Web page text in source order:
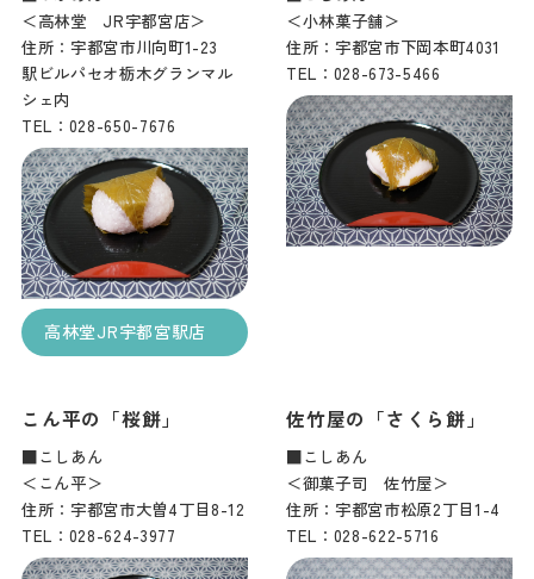
＜高林堂 JR宇都宮店＞
住所：宇都宮市川向町1-23
駅ビルパセオ栃木グランマル
シェ内
TEL：028-650-7676
高林堂JR宇都宮駅店
＜小林菓子舗＞
住所：宇都宮市下岡本町4031
TEL：028-673-5466
こん平の「桜餅」
■こしあん
＜こん平＞
住所：宇都宮市大曽4丁目8-12
TEL：028-624-3977
佐竹屋の「さくら餅」
■こしあん
＜御菓子司 佐竹屋＞
住所：宇都宮市松原2丁目1-4
TEL：028-622-5716